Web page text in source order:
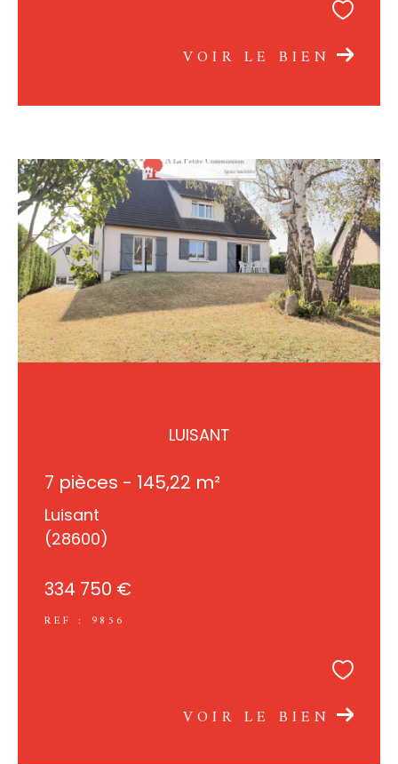
VOIR LE BIEN
LUISANT
7 pièces - 145,22 m²
Luisant
(28600)
334 750 €
REF : 9856
VOIR LE BIEN